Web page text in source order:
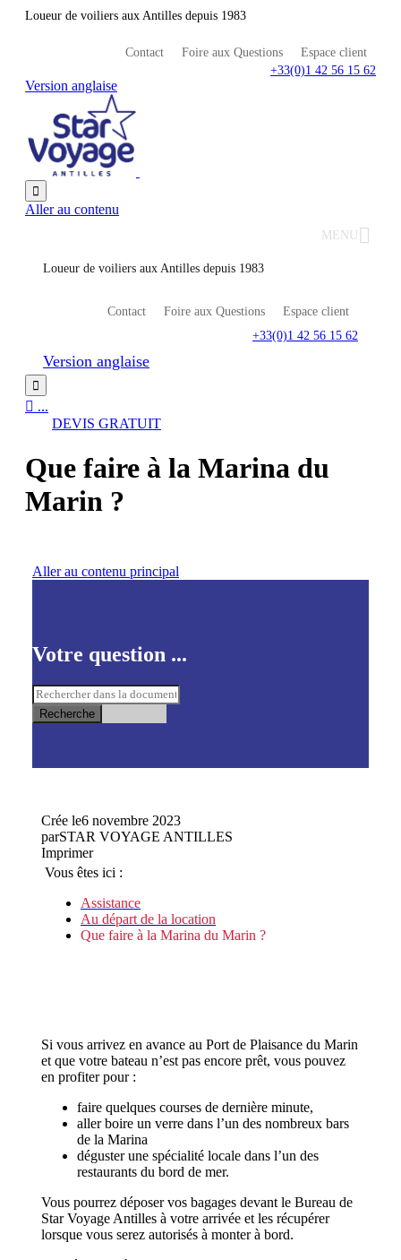
Loueur de voiliers aux Antilles depuis 1983
Contact Foire aux Questions
Espace client
+33(0)1 42 56 15 62
Version anglaise

Aller au contenu
MENU
Loueur de voiliers aux Antilles depuis 1983
Contact Foire aux Questions
Espace client
+33(0)1 42 56 15 62
Version anglaise

 ...
DEVIS GRATUIT
Que faire à la Marina du
Marin ?
Aller au contenu principal
Votre question ...
Recherche
Crée le6 novembre 2023
parSTAR VOYAGE ANTILLES
Imprimer
Vous êtes ici :
Assistance
Au départ de la location
Que faire à la Marina du Marin ?
Si vous arrivez en avance au Port de Plaisance du Marin
et que votre bateau n’est pas encore prêt, vous pouvez
en profiter pour :
faire quelques courses de dernière minute,
aller boire un verre dans l’un des nombreux bars
de la Marina
déguster une spécialité locale dans l’un des
restaurants du bord de mer.
Vous pourrez déposer vos bagages devant le Bureau de
Star Voyage Antilles à votre arrivée et les récupérer
lorsque vous serez autorisés à monter à bord.